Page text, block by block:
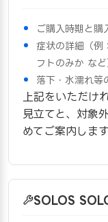
ご購入時期と購
症状の詳細（例
フトのみか など
落下・水濡れ等
上記をいただけ
見立てと、対象
めてご案内します
SOLOS